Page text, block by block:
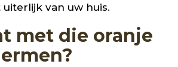
van uw huis.
met die oranje